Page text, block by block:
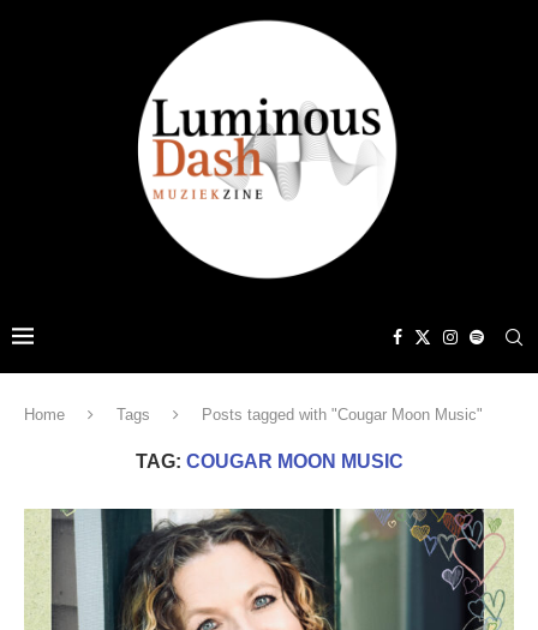
Home Tags Posts tagged with "Cougar Moon Music"
TAG: COUGAR MOON MUSIC